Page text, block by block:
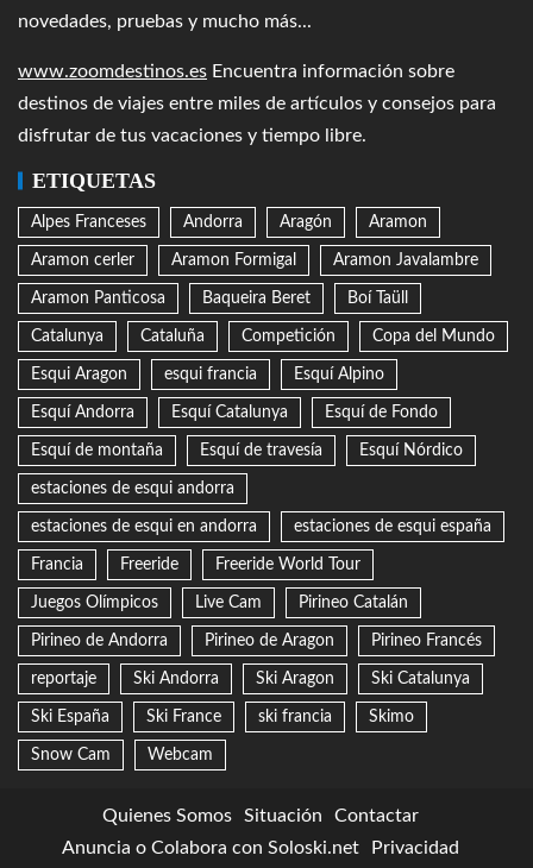
novedades, pruebas y mucho más...
www.zoomdestinos.es Encuentra información sobre
destinos de viajes entre miles de artículos y consejos para
disfrutar de tus vacaciones y tiempo libre.
ETIQUETAS
Alpes Franceses Andorra Aragón Aramon
Aramon cerler Aramon Formigal Aramon Javalambre
Aramon Panticosa Baqueira Beret Boí Taüll
Catalunya Cataluña Competición Copa del Mundo
Esqui Aragon esqui francia Esquí Alpino
Esquí Andorra Esquí Catalunya Esquí de Fondo
Esquí de montaña Esquí de travesía Esquí Nórdico
estaciones de esqui andorra
estaciones de esqui en andorra estaciones de esqui españa
Francia Freeride Freeride World Tour
Juegos Olímpicos Live Cam Pirineo Catalán
Pirineo de Andorra Pirineo de Aragon Pirineo Francés
reportaje Ski Andorra Ski Aragon Ski Catalunya
Ski España Ski France ski francia Skimo
Snow Cam Webcam
Quienes Somos Situación
Contactar
Anuncia o Colabora con Soloski.net
Privacidad